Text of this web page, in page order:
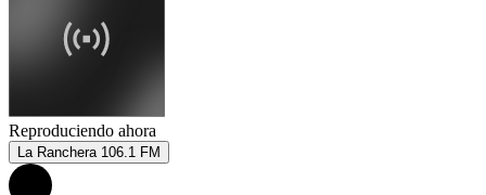
Reproduciendo ahora
La Ranchera 106.1 FM